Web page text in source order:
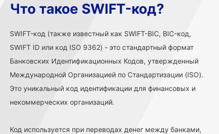
Что такое SWIFT-код?
SWIFT-код (также известный как SWIFT-BIC, BIC-код,
SWIFT ID или код ISO 9362) - это стандартный формат
Банковских Идентификационных Кодов, утвержденный
Международной Организацией по Стандартизации (ISO).
Это уникальный код идентификации для финансовых и
некоммерческих организаций.
Код используется при переводах денег между банками,